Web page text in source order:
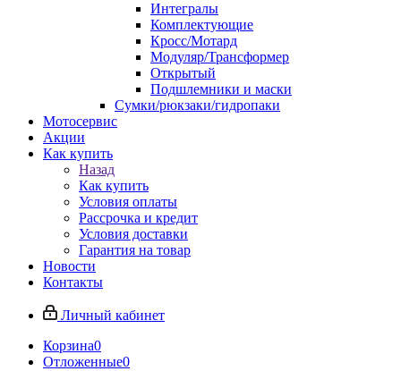
Интегралы
Комплектующие
Кросс/Мотард
Модуляр/Трансформер
Открытый
Подшлемники и маски
Сумки/рюкзаки/гидропаки
Мотосервис
Акции
Как купить
Назад
Как купить
Условия оплаты
Рассрочка и кредит
Условия доставки
Гарантия на товар
Новости
Контакты
Личный кабинет
Корзина0
Отложенные0